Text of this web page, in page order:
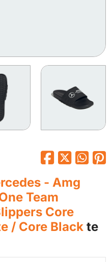
- Amg
Team
Core
/ Core Black te